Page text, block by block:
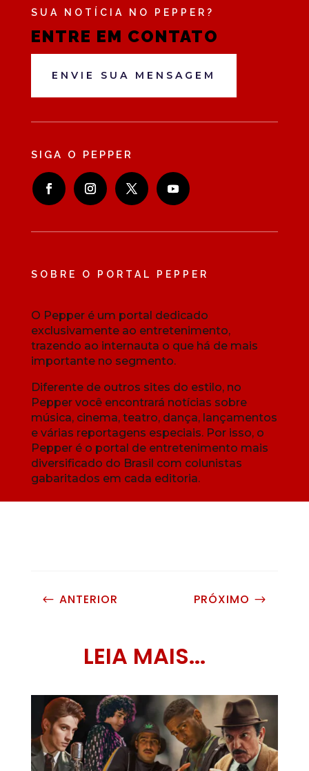
SUA NOTÍCIA NO PEPPER?
ENTRE EM CONTATO
ENVIE SUA MENSAGEM
SIGA O PEPPER
SOBRE O PORTAL PEPPER
O Pepper é um portal dedicado
exclusivamente ao entretenimento,
trazendo ao internauta o que há de mais
importante no segmento.
Diferente de outros sites do estilo, no
Pepper você encontrará notícias sobre
música, cinema, teatro, dança, lançamentos
e várias reportagens especiais. Por isso, o
Pepper é o portal de entretenimento mais
diversificado do Brasil com colunistas
gabaritados em cada editoria.
# ANTERIOR PRÓXIMO $
LEIA MAIS...